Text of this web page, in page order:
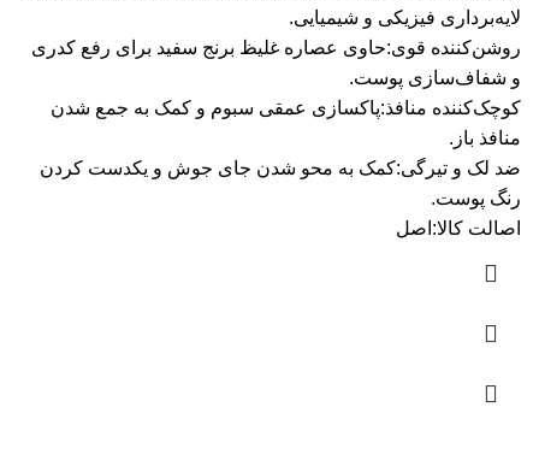
لایه‌برداری فیزیکی و شیمیایی.
روشن‌کننده قوی:حاوی عصاره غلیظ برنج سفید برای رفع کدری
و شفاف‌سازی پوست.
کوچک‌کننده منافذ:پاکسازی عمقی سبوم و کمک به جمع شدن
منافذ باز.
ضد لک و تیرگی:کمک به محو شدن جای جوش و یکدست کردن
رنگ پوست.
اصالت کالا: اصل